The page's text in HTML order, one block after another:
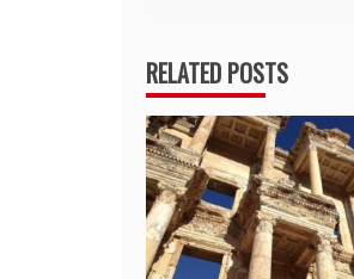
RELATED POSTS